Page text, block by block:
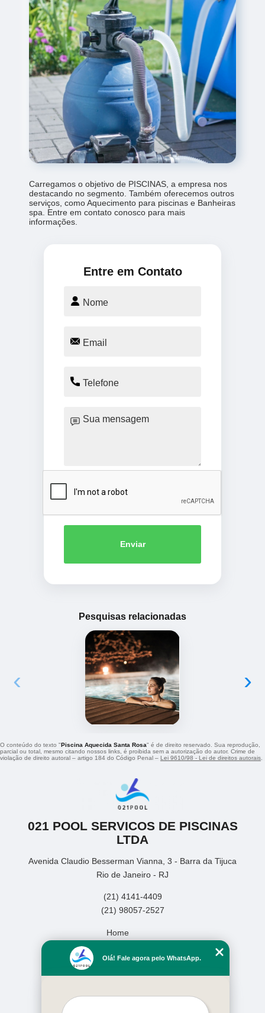
Carregamos o objetivo de PISCINAS, a empresa nos
destacando no segmento. Também oferecemos outros
serviços, como Aquecimento para piscinas e Banheiras
spa. Entre em contato conosco para mais
informações.
Entre em Contato
Enviar
Pesquisas relacionadas
‹ ›
O conteúdo do texto "Piscina Aquecida Santa Rosa" é de direito reservado. Sua reprodução,
parcial ou total, mesmo citando nossos links, é proibida sem a autorização do autor. Crime de
violação de direito autoral – artigo 184 do Código Penal – Lei 9610/98 - Lei de direitos autorais
021 POOL SERVICOS DE PISCINAS
LTDA
Avenida Claudio Besserman Vianna, 3 - Barra da Tijuca
Rio de Janeiro - RJ
(21) 4141-4409
(21) 98057-2527
Home
Missão
Olá! Fale agora pelo WhatsApp.